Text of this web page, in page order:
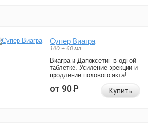
Супер Виагра
100 + 60 мг
Виагра и Дапоксетин в одной
таблетке. Усиление эрекции и
продление полового акта!
от 90Р Купить